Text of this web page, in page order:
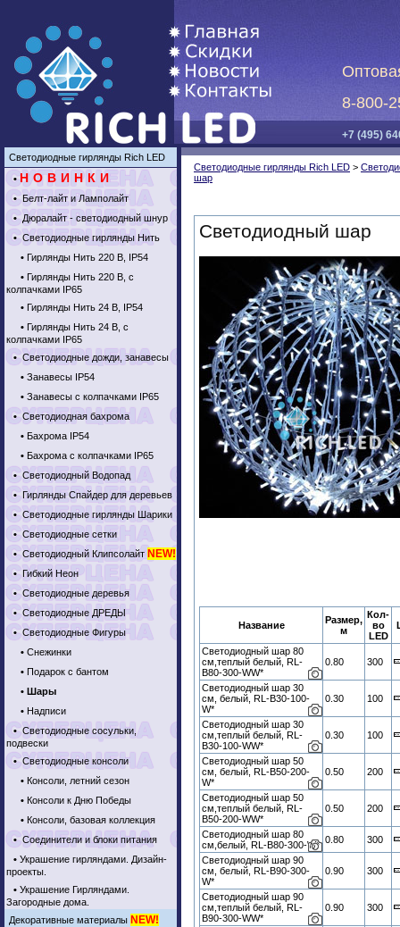
8-800-
+7 (495)
Светодиодные гирлянды Rich LED
•НОВИНКИ
•Белт-лайт и Ламполайт
•Дюралайт - светодиодный шнур
•Светодиодные гирлянды Нить
• Гирлянды Нить 220 В, IP54
• Гирлянды Нить 220 В, с
колпачками IP65
• Гирлянды Нить 24 В, IP54
• Гирлянды Нить 24 В, с
колпачками IP65
•Светодиодные дожди, занавесы
• Занавесы IP54
• Занавесы с колпачками IP65
•Светодиодная бахрома
• Бахрома IP54
• Бахрома с колпачками IP65
•Светодиодный Водопад
•Гирлянды Спайдер для деревьев
•Светодиодные гирлянды Шарики
•Светодиодные сетки
•Светодиодный Клипсолайт NEW!
•Гибкий Неон
•Светодиодные деревья
•Светодиодные ДРЕДЫ
•Светодиодные Фигуры
• Снежинки
• Подарок с бантом
• Шары
• Надписи
•Светодиодные сосульки,
подвески
•Светодиодные консоли
• Консоли, летний сезон
• Консоли к Дню Победы
• Консоли, базовая коллекция
•Соединители и блоки питания
• Украшение гирляндами. Дизайн-
проекты.
• Украшение Гирляндами.
Загородные дома.
Декоративные материалы NEW!
Светодиодные гирлянды Rich LED >
шар
Светодиодный шар
Название
Размер,
м
Кол-
во
LED
Светодиодный шар 80
см,теплый белый, RL-
B80-300-WW*
0.80 300
Светодиодный шар 30
см, белый, RL-B30-100-
W*
0.30 100
Светодиодный шар 30
см,теплый белый, RL-
B30-100-WW*
0.30 100
Светодиодный шар 50
см, белый, RL-B50-200-
W*
0.50 200
Светодиодный шар 50
см,теплый белый, RL-
B50-200-WW*
0.50 200
Светодиодный шар 80
см,белый, RL-B80-300-W* 0.80
300
Светодиодный шар 90
см, белый, RL-B90-300-
W*
0.90 300
Светодиодный шар 90
см,теплый белый, RL-
B90-300-WW*
0.90 300